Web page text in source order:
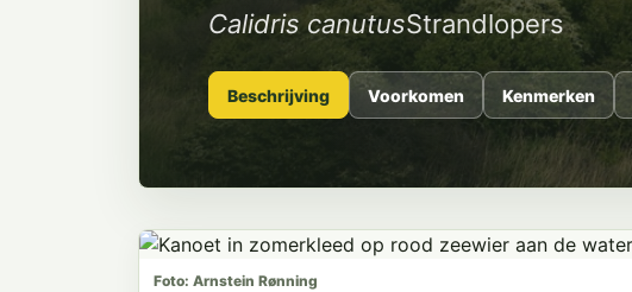
Calidris canutusStrandlopers
Beschrijving Voorkomen Kenmerken
Foto: Arnstein Rønning